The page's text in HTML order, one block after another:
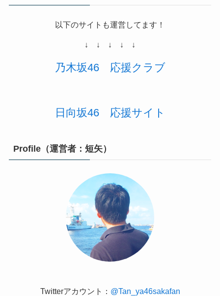
以下のサイトも運営してます！
↓ ↓ ↓ ↓ ↓
乃木坂46 応援クラブ
日向坂46 応援サイト
Profile（運営者：短矢）
Twitterアカウント： @Tan_ya46sakafan